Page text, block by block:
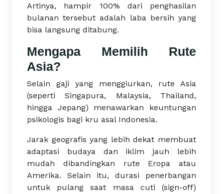
Artinya, hampir 100% dari penghasilan
bulanan tersebut adalah laba bersih yang
bisa langsung ditabung.
Mengapa Memilih Rute
Asia?
Selain gaji yang menggiurkan, rute Asia
(seperti Singapura, Malaysia, Thailand,
hingga Jepang) menawarkan keuntungan
psikologis bagi kru asal Indonesia.
Jarak geografis yang lebih dekat membuat
adaptasi budaya dan iklim jauh lebih
mudah dibandingkan rute Eropa atau
Amerika. Selain itu, durasi penerbangan
untuk pulang saat masa cuti (sign-off)